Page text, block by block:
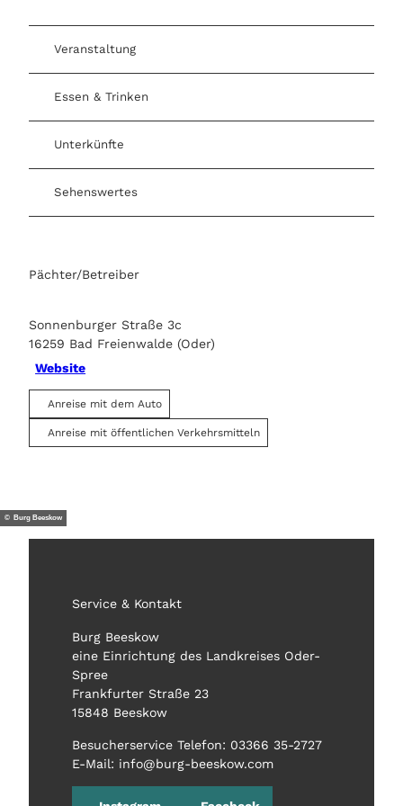
Veranstaltung
Essen & Trinken
Unterkünfte
Sehenswertes
Pächter/Betreiber
Sonnenburger Straße 3c
16259 Bad Freienwalde (Oder)
Website
Anreise mit dem Auto
Anreise mit öffentlichen Verkehrsmitteln
© Burg Beeskow
Service & Kontakt
Burg Beeskow
eine Einrichtung des Landkreises Oder-
Spree
Frankfurter Straße 23
15848 Beeskow
Besucherservice Telefon: 03366 35-2727
E-Mail: info@burg-beeskow.com